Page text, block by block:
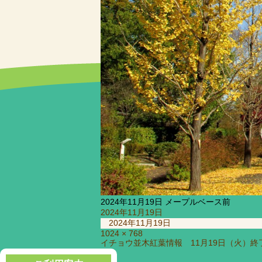
2024年11月19日 メープルベース前
投
日:
2024年11月19日
2024年11月19日
フ
ル
サ
1024 × 768
投
稿
イチョウ並木紅葉情報 11月19日（火）終